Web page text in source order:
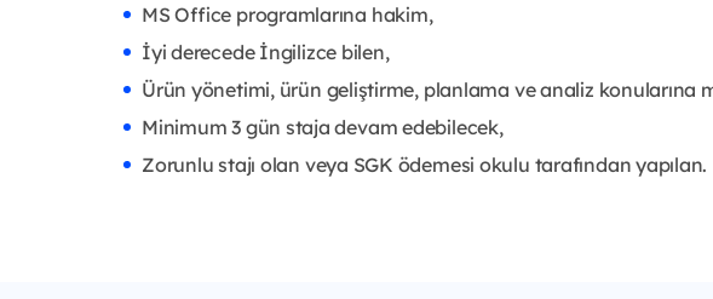
MS Office programlarına hakim,
İyi derecede İngilizce bilen,
Ürün yönetimi, ürün geliştirme, planlama ve analiz konularına
Minimum 3 gün staja devam edebilecek,
Zorunlu stajı olan veya SGK ödemesi okulu tarafından yapılan.